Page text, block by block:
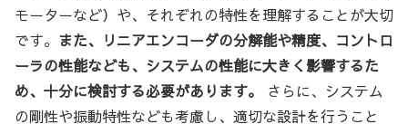
モーターなど）や、それぞれの特性を理解することが大切
です。 また、リニアエンコーダの分解能や精度、コントロ
ーラの性能なども、システムの性能に大きく影響するた
め、十分に検討する必要があります。
さらに、システム
の剛性や振動特性なども考慮し、適切な設計を行うこと